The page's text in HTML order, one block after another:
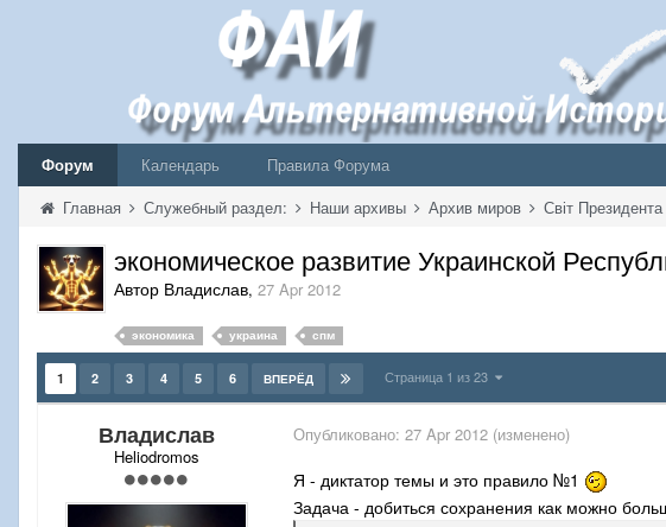
Форум Календарь
Правила Форума
Главная Служебный раздел: Наши архивы Архив миров Світ
экономическое развитие Украинской
Автор Владислав, 27 Apr 2012
экономика украина спм
1 2 3 4 5 6 ВПЕРЁД Страница 1 из 23
Владислав
Heliodromos
Опубликовано: 27 Apr 2012 (изменено)
Я - диктатор темы и это правило №1
Задача - добиться сохранения как можно